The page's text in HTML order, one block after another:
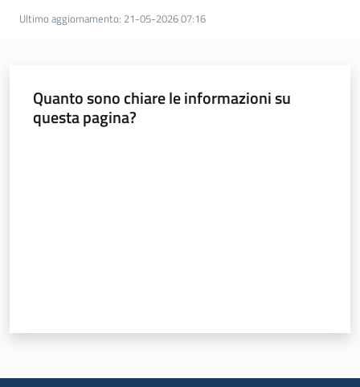
Ultimo aggiornamento: 21-05-2026 07:16
Quanto sono chiare le informazioni su
questa pagina?